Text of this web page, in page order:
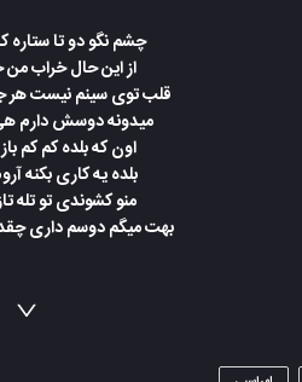
چشم نگو دو تا ستاره
از این حال خراب من
قلب توی سینم نیست هر
میدونه دوسش دارم
اون که بلده کم کم
بلده یه کاری بکنه
منو کشوندی تو تله
بهت میگم دوسم داری